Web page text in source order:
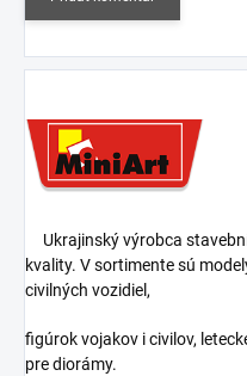
Ukrajinský výrobca
kvality. V sortimente sú
civilných vozidiel,
figúrok vojakov i civilov,
pre diorámy.